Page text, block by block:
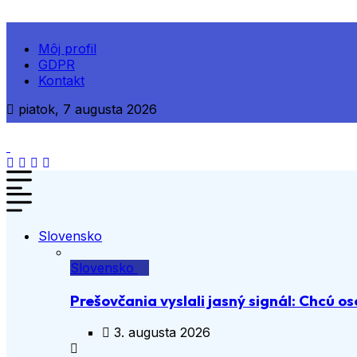
Môj profil
GDPR
Kontakt
piatok, 7 augusta 2026
Slovensko
Slovensko
Prešovčania vyslali jasný signál: Chcú
3. augusta 2026